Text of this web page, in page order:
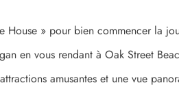
House » pour bien commencer la
en vous rendant à Oak Street
amusantes et une vue